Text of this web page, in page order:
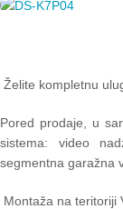
Želite kompletnu
Pored prodaje, u
sistema: video
segmentna garažna
Montaža na teritoriji